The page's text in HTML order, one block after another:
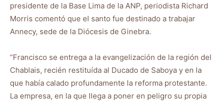
presidente de la Base Lima de la ANP, periodista Richard
Morris comentó que el santo fue destinado a trabajar
Annecy, sede de la Diócesis de Ginebra.
“Francisco se entrega a la evangelización de la región del
Chablais, recién restituída al Ducado de Saboya y en la
que había calado profundamente la reforma protestante.
La empresa, en la que llega a poner en peligro su propia